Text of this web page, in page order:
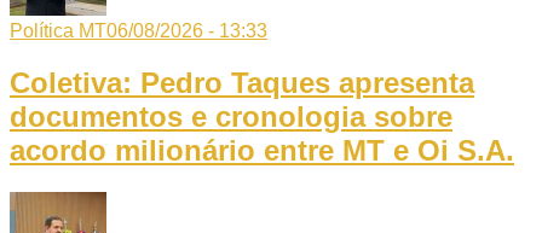
Política MT06/08/2026 - 13:33
Coletiva: Pedro Taques apresenta
documentos e cronologia sobre
acordo milionário entre MT e Oi S.A.